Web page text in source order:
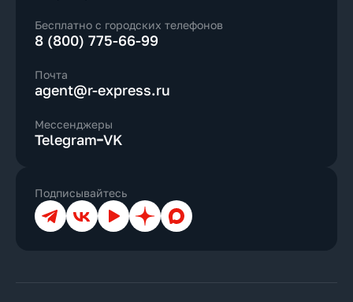
Бесплатно с городских телефонов
8 (800) 775-66-99
Почта
agent@r-express.ru
Мессенджеры
Telegram VK
Подписывайтесь
ТелеграмВКонтакте
YouTubeДзен Max